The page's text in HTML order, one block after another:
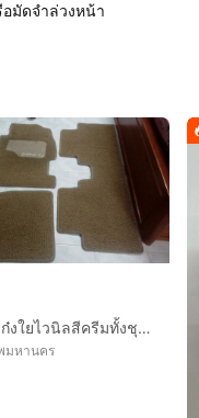
มัดจำล่วงหน้า
พรมปูพื้นรถเก๋งใยไวนิลสีครีมทั้งชุด(3ชิ้น)FOR HONDA
มหานคร